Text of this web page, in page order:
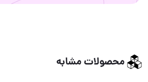
محصولات مشابه